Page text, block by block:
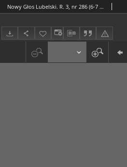
Nowy Głos Lubelski. R. 3, nr 286 (6-7 grudnia 1942)